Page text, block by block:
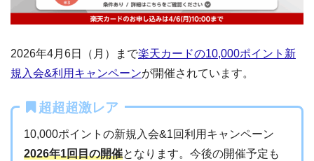
2026年4月6日（月）まで楽天カードの10,000ポイント新
規入会&利用キャンペーンが開催されています。
超超超激レア
10,000ポイントの新規入会&1回利用キャンペーン
2026年1回目の開催となります。今後の開催予定も